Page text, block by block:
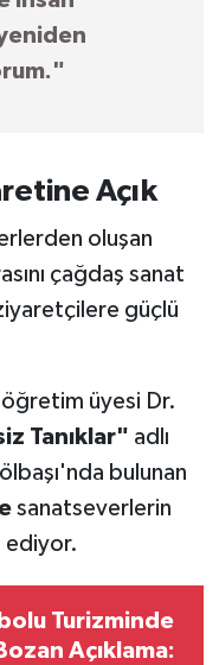
Açık
oluşan
çağdaş sanat
güçlü
öğretim üyesi Dr.
Tanıklar" adlı
bulunan
sanatseverlerin
ediyor.
Turizminde
Açıklama: